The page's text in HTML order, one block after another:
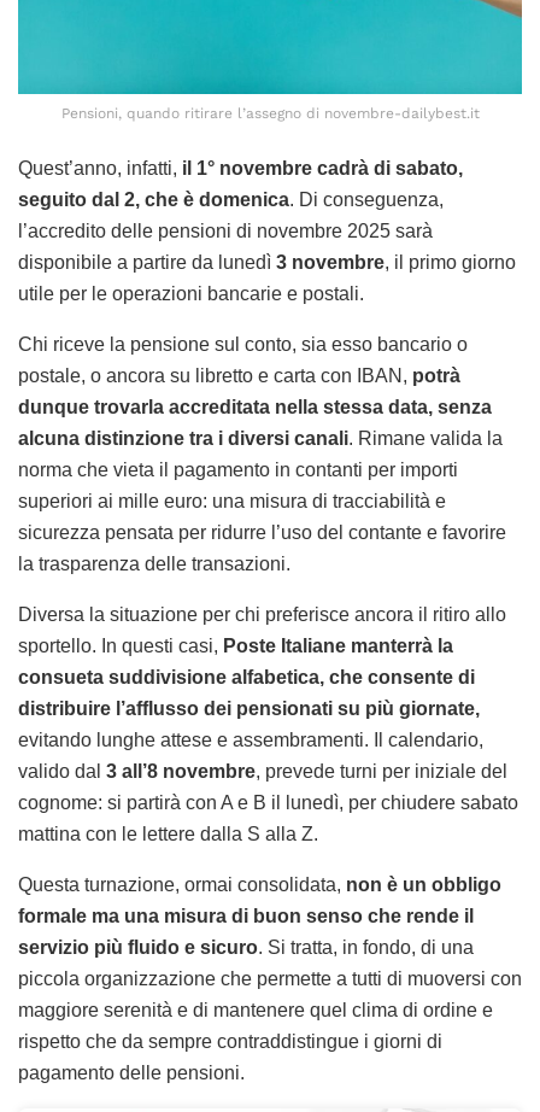
Pensioni, quando ritirare l’assegno di novembre-dailybest.it
Quest’anno, infatti, il 1° novembre cadrà di sabato,
seguito dal 2, che è domenica. Di conseguenza,
l’accredito delle pensioni di novembre 2025 sarà
disponibile a partire da lunedì 3 novembre, il primo giorno
utile per le operazioni bancarie e postali.
Chi riceve la pensione sul conto, sia esso bancario o
postale, o ancora su libretto e carta con IBAN, potrà
dunque trovarla accreditata nella stessa data, senza
alcuna distinzione tra i diversi canali. Rimane valida la
norma che vieta il pagamento in contanti per importi
superiori ai mille euro: una misura di tracciabilità e
sicurezza pensata per ridurre l’uso del contante e favorire
la trasparenza delle transazioni.
Diversa la situazione per chi preferisce ancora il ritiro allo
sportello. In questi casi, Poste Italiane manterrà la
consueta suddivisione alfabetica, che consente di
distribuire l’afflusso dei pensionati su più giornate,
evitando lunghe attese e assembramenti. Il calendario,
valido dal 3 all’8 novembre, prevede turni per iniziale del
cognome: si partirà con A e B il lunedì, per chiudere sabato
mattina con le lettere dalla S alla Z.
Questa turnazione, ormai consolidata, non è un obbligo
formale ma una misura di buon senso che rende il
servizio più fluido e sicuro. Si tratta, in fondo, di una
piccola organizzazione che permette a tutti di muoversi con
maggiore serenità e di mantenere quel clima di ordine e
rispetto che da sempre contraddistingue i giorni di
pagamento delle pensioni.